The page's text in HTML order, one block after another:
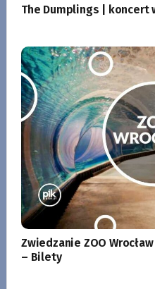
The Dumplings | koncert
Zwiedzanie ZOO
– Bilety